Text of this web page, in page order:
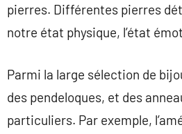
pierres. Différentes pierres
notre état physique, l’état
Parmi la large sélection de
des pendeloques, et des
particuliers. Par exemple,